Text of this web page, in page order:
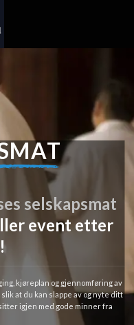
selskapsmat
event etter
kjøreplan og gjennomføring av
at du kan slappe av og nyte ditt
igjen med gode minner fra